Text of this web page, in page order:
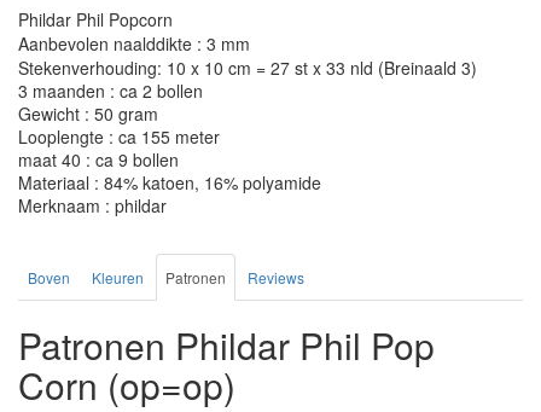
Phildar Phil Popcorn
Aanbevolen naalddikte : 3 mm
Stekenverhouding: 10 x 10 cm = 27 st x 33 nld (Breinaald 3)
3 maanden : ca 2 bollen
Gewicht : 50 gram
Looplengte : ca 155 meter
maat 40 : ca 9 bollen
Materiaal : 84% katoen, 16% polyamide
Merknaam : phildar
Boven Kleuren Patronen Reviews
Patronen Phildar Phil Pop
Corn (op=op)